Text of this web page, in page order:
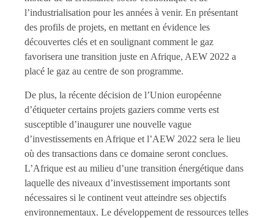
l’industrialisation pour les années à venir. En présentant
des profils de projets, en mettant en évidence les
découvertes clés et en soulignant comment le gaz
favorisera une transition juste en Afrique, AEW 2022 a
placé le gaz au centre de son programme.
De plus, la récente décision de l’Union européenne
d’étiqueter certains projets gaziers comme verts est
susceptible d’inaugurer une nouvelle vague
d’investissements en Afrique et l’AEW 2022 sera le lieu
où des transactions dans ce domaine seront conclues.
L’Afrique est au milieu d’une transition énergétique dans
laquelle des niveaux d’investissement importants sont
nécessaires si le continent veut atteindre ses objectifs
environnementaux. Le développement de ressources telles